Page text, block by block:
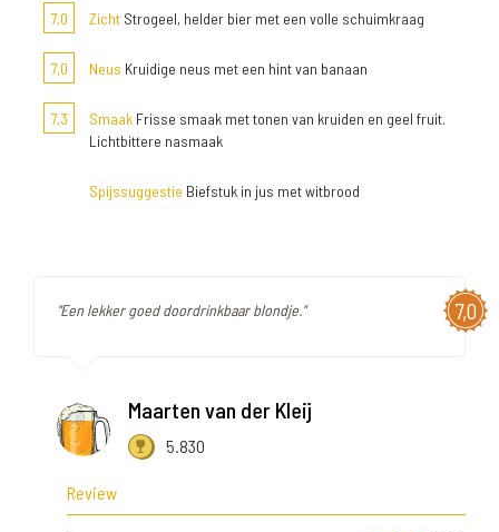
7,0
Zicht Strogeel, helder bier met een volle schuimkraag
7,0 Neus Kruidige neus met een hint van banaan
7,3 Smaak Frisse smaak met tonen van kruiden en geel fruit.
Lichtbittere nasmaak
Spijssuggestie Biefstuk in jus met witbrood
7,0
"Een lekker goed doordrinkbaar blondje."
Maarten van der Kleij
5.830
Review